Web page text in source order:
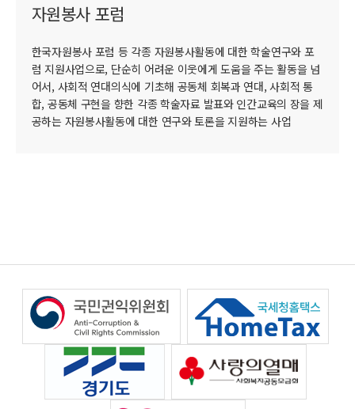
자원봉사 포럼
한국자원봉사 포럼 등 각종 자원봉사활동에 대한 학술연구와 포
럼 지원사업으로, 단순히 어려운 이웃에게 도움을 주는 활동을 넘
어서, 사회적 연대의식에 기초해 공동체 회복과 연대, 사회적 통
합, 공동체 구현을 향한 각종 학술자료 발표와 인간교육의 장을 제
공하는 자원봉사활동에 대한 연구와 토론을 지원하는 사업